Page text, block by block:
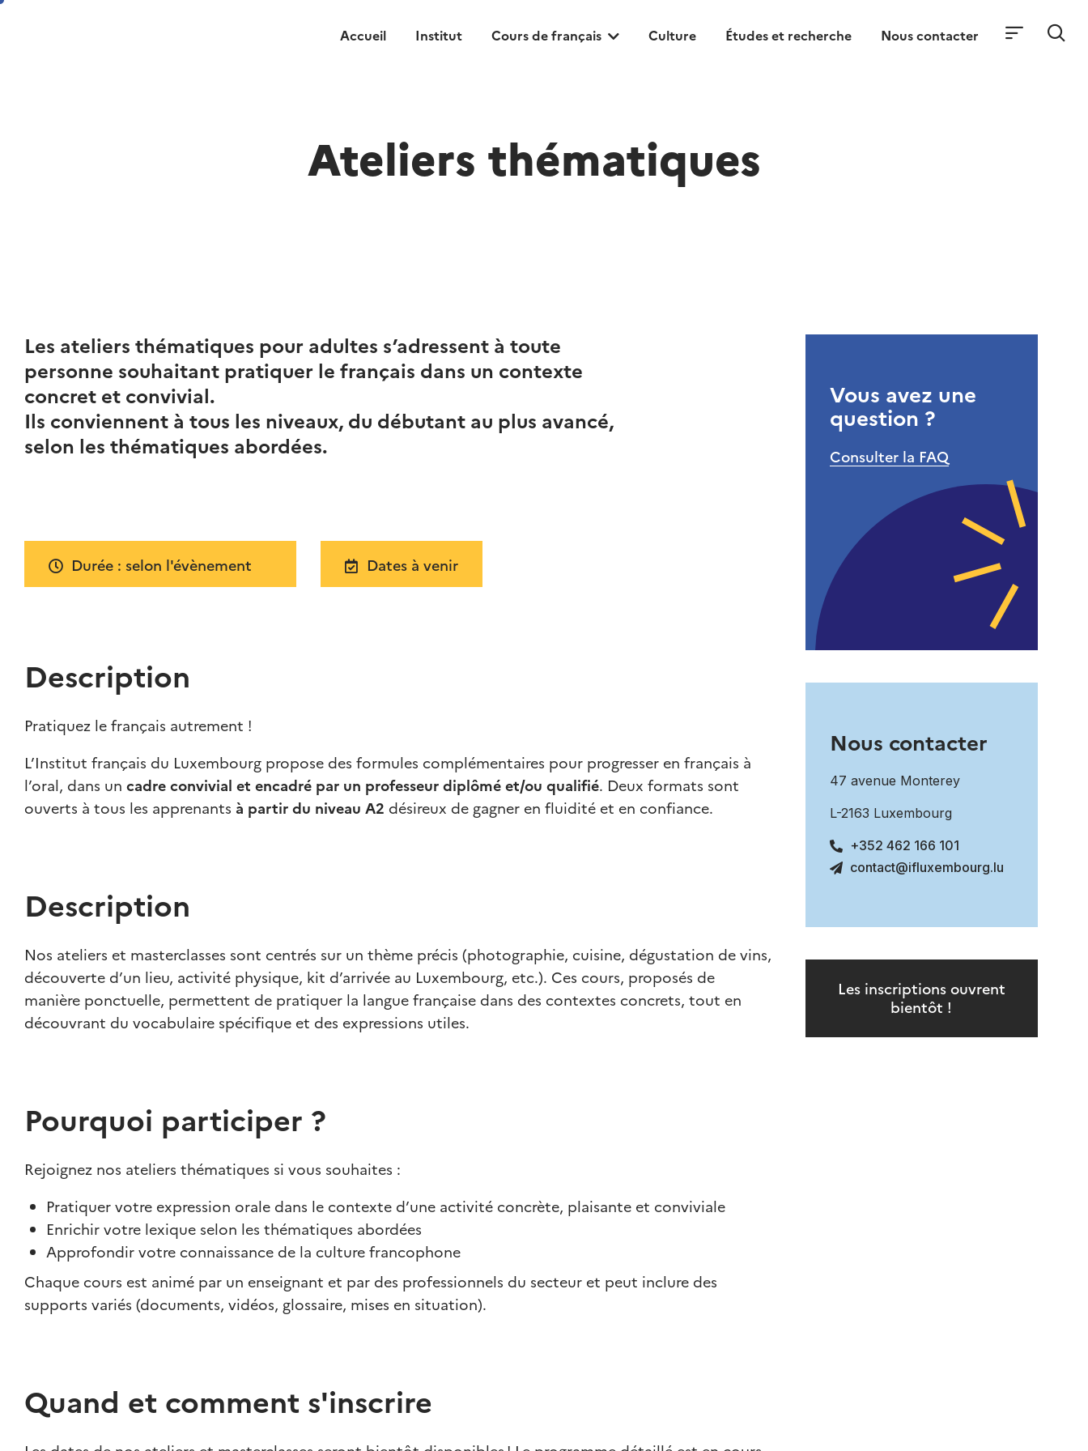
Accueil Institut Cours de français Culture Études et recherche Nous contacter
Ateliers thématiques
Les ateliers thématiques pour adultes s’adressent à toute
personne souhaitant pratiquer le français dans un contexte
concret et convivial.
Ils conviennent à tous les niveaux, du débutant au plus avancé,
selon les thématiques abordées.
Durée : selon l'évènement Dates à venir
Description
Pratiquez le français autrement !
L’Institut français du Luxembourg propose des formules complémentaires pour progresser en français à
l’oral, dans un cadre convivial et encadré par un professeur diplômé et/ou qualifié. Deux formats sont
ouverts à tous les apprenants à partir du niveau A2 désireux de gagner en fluidité et en confiance.
Description
Nos ateliers et masterclasses sont centrés sur un thème précis (photographie, cuisine, dégustation de vins,
découverte d’un lieu, activité physique, kit d’arrivée au Luxembourg, etc.). Ces cours, proposés de
manière ponctuelle, permettent de pratiquer la langue française dans des contextes concrets, tout en
découvrant du vocabulaire spécifique et des expressions utiles.
Pourquoi participer ?
Rejoignez nos ateliers thématiques si vous souhaites :
Pratiquer votre expression orale dans le contexte d’une activité concrète, plaisante et conviviale
Enrichir votre lexique selon les thématiques abordées
Approfondir votre connaissance de la culture francophone
Chaque cours est animé par un enseignant et par des professionnels du secteur et peut inclure des
supports variés (documents, vidéos, glossaire, mises en situation).
Quand et comment s'inscrire
Vous avez une
question ?
Consulter la FAQ
Nous contacter
47 avenue Monterey
L-2163 Luxembourg
+352 462 166 101
contact@ifluxembourg.lu
Les inscriptions ouvrent
bientôt !